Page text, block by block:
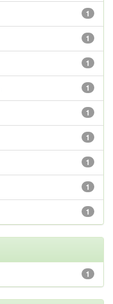
1
1
1
1
1
1
1
1
1
1